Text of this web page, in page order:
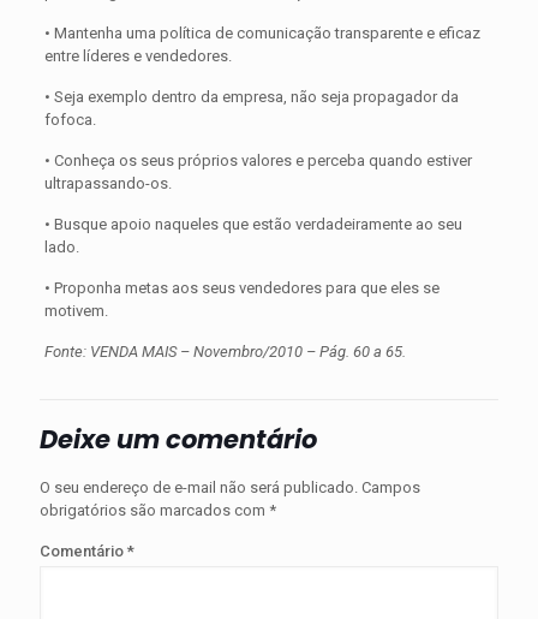
• Mantenha uma política de comunicação transparente e eficaz
entre líderes e vendedores.
• Seja exemplo dentro da empresa, não seja propagador da
fofoca.
• Conheça os seus próprios valores e perceba quando estiver
ultrapassando-os.
• Busque apoio naqueles que estão verdadeiramente ao seu
lado.
• Proponha metas aos seus vendedores para que eles se
motivem.
Fonte: VENDA MAIS – Novembro/2010 – Pág. 60 a 65.
Deixe um comentário
O seu endereço de e-mail não será publicado. Campos
obrigatórios são marcados com *
Comentário *